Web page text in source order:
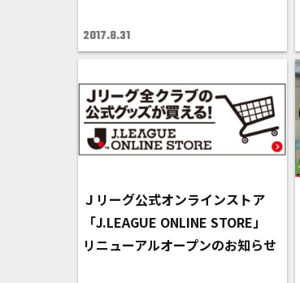
2017.8.31
Ｊリーグ公式オンラインストア
「J.LEAGUE ONLINE STORE」
リニューアルオープンのお知らせ